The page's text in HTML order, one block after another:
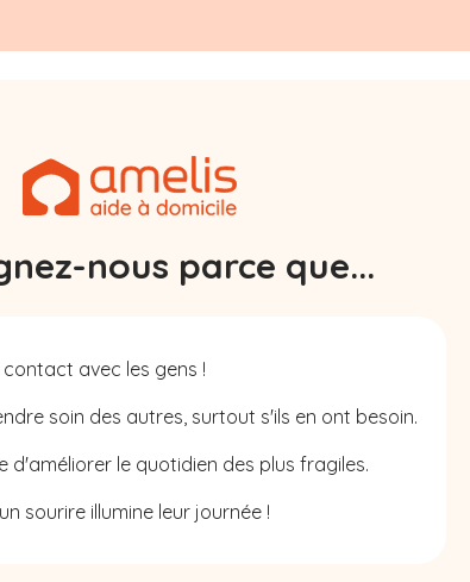
nous parce que...
avec les gens !
soin des autres, surtout s'ils en ont besoin.
d'améliorer le quotidien des plus fragiles.
sourire illumine leur journée !